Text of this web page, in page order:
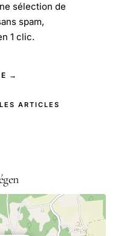
sélection de
spam,
1 clic.
→
ARTICLES